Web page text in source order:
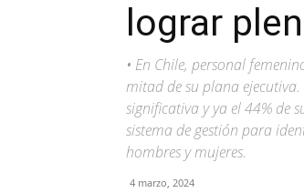
lograr
• En Chile, personal
mitad de su plana
significativa y ya el 44% de
sistema de gestión para
hombres y mujeres.
4 marzo, 2024